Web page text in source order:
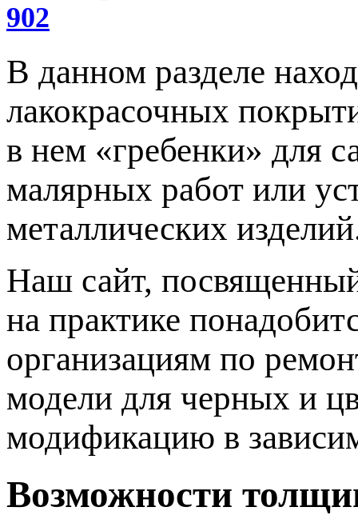
902
В данном разделе
лакокрасочных
в нем «гребенки» для
малярных работ или
металлических
Наш сайт,
на практике
организациям по
модели для черных и
модификацию в
Возможности